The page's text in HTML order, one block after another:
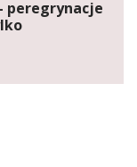
peregrynacje